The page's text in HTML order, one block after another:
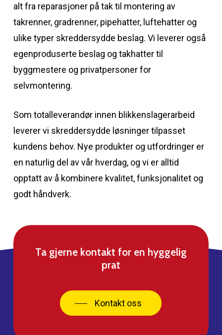
alt fra reparasjoner på tak til montering av
takrenner, gradrenner, pipehatter, luftehatter og
ulike typer skreddersydde beslag. Vi leverer også
egenproduserte beslag og takhatter til
byggmestere og privatpersoner for
selvmontering.
Som totalleverandør innen blikkenslagerarbeid
leverer vi skreddersydde løsninger tilpasset
kundens behov. Nye produkter og utfordringer er
en naturlig del av vår hverdag, og vi er alltid
opptatt av å kombinere kvalitet, funksjonalitet og
godt håndverk.
Ta gjerne kontakt for en hyggelig
prat
Kontakt oss